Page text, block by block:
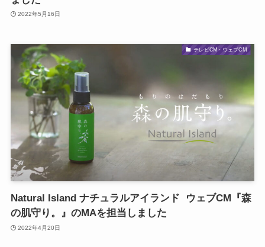
2022年5月16日
テレビCM・ウェブCM
Natural Island ナチュラルアイランド ウェブCM『森
の肌守り。』のMAを担当しました
2022年4月20日